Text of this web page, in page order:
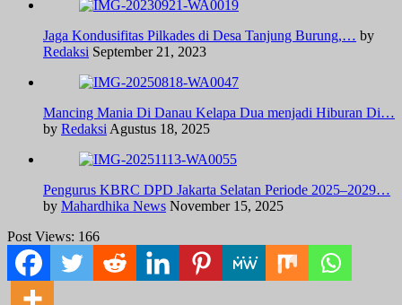
Jaga Kondusifitas Pilkades di Desa Tanjung Burung,… by
Redaksi September 21, 2023
Mancing Mania Di Danau Kelapa Dua menjadi Hiburan Di…
by Redaksi Agustus 18, 2025
Pengurus KBRC DPD Jakarta Selatan Periode 2025–2029…
by Mahardhika News November 15, 2025
Post Views: 166